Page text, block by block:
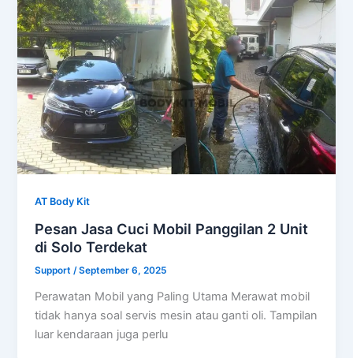
AT Body Kit
Pesan Jasa Cuci Mobil Panggilan 2 Unit
di Solo Terdekat
Support/September 6, 2025
Perawatan Mobil yang Paling Utama Merawat mobil
tidak hanya soal servis mesin atau ganti oli. Tampilan
luar kendaraan juga perlu